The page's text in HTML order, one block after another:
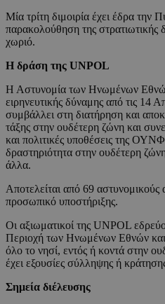
Μία τρίτη διμοιρία έχει έδρα την
παρακολούθηση της στρατιωτικής
χωριό.
Η δράση της UNPOL
Η Αστυνομία των Ηνωμένων
ειρηνευτικής δύναμης από τις 14
συμβάλλει στη διατήρηση και
τάξης στην ουδέτερη ζώνη και
και πολιτικές υποθέσεις της
δραστηριότητα στην ουδέτερη
άλλα.
Αποτελείται από 69 αστυνομικούς
προσωπικό υποστήριξης.
Οι αξιωματικοί της UNPOL
Περιοχή των Ηνωμένων Εθνών
όλο το νησί, εντός ή κοντά στην
έχει εξουσίες σύλληψης ή
Σημεία διέλευσης